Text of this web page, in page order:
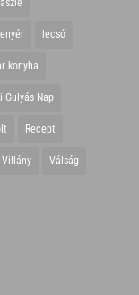
lecsó
konyha
Gulyás Nap
Recept
Villány Válság